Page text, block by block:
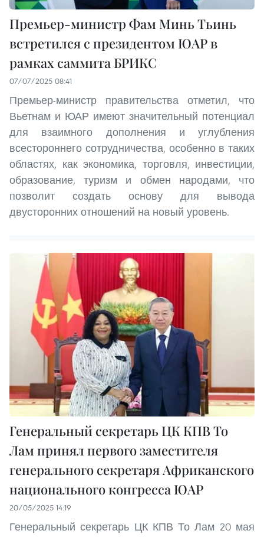
Премьер-министр Фам Минь Тьинь
встретился с президентом ЮАР в
рамках саммита БРИКС
07/07/2025 08:41
Премьер-министр правительства отметил, что
Вьетнам и ЮАР имеют значительный потенциал
для взаимного дополнения и углубления
всестороннего сотрудничества, особенно в таких
областях, как экономика, торговля, инвестиции,
образование, туризм и обмен народами, что
позволит создать основу для вывода
двусторонних отношений на новый уровень.
Генеральный секретарь ЦК КПВ То
Лам принял первого заместителя
генерального секретаря Африканского
национального конгресса ЮАР
20/05/2025 14:19
Генеральный секретарь ЦК КПВ То Лам 20 мая